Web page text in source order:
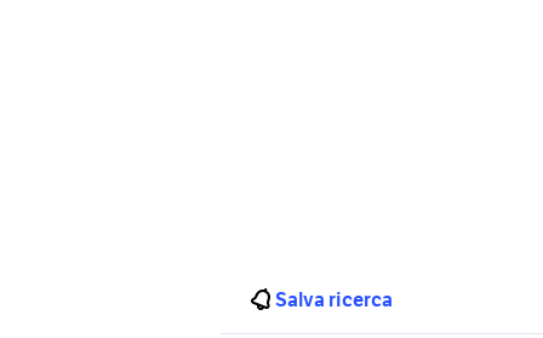
Salva ricerca